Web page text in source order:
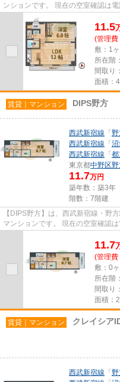
ンションです。 現在の空室確認は電話またはメールにてお問い合わせください。
退去前情報を含めきちんと...
11.5
(管理費
敷：1
所在階
間取り
面積：
賃貸｜マンション DIPS野方
西武新宿線 「
西武新宿線 「
西武新宿線 「
東京都中野区
11.7万円
築年数：築3年
階数：7階建
【DIPS野方】は、西武新宿線・野
マンションです。 現在の空室確認は電話またはメールにてお問い合わせくださ
11.7
(管理
敷：0
所在階
間取り
面積：
賃貸｜マンション クレイシア
西武新宿線 「